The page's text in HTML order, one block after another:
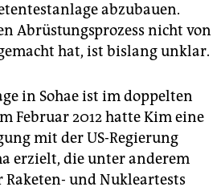
abzubauen.
Abrüstungsprozess nicht von
hat, ist bislang unklar.
in Sohae ist im doppelten
Februar 2012 hatte Kim eine
mit der US-Regierung
erzielt, die unter anderem
und Nukleartests